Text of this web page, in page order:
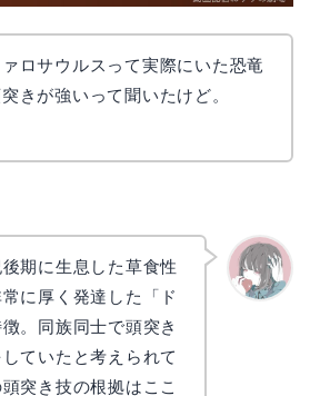
ロサウルスって実際にいた恐竜
きが強いって聞いたけど。
期に生息した草食性
に厚く発達した「ド
。同族同士で頭突き
ていたと考えられて
突き技の根拠はここ